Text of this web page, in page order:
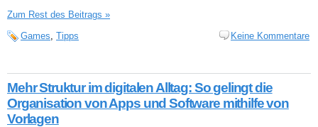
Zum Rest des Beitrags »
Games Tipps Keine Kommentare
Mehr Struktur im digitalen Alltag: So gelingt die
Organisation von Apps und Software mithilfe von
Vorlagen